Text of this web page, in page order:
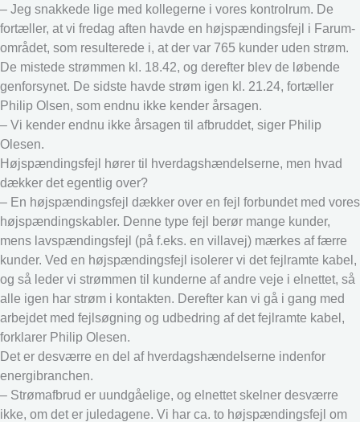
– Jeg snakkede lige med kollegerne i vores kontrolrum. De
fortæller, at vi fredag aften havde en højspændingsfejl i Farum-
området, som resulterede i, at der var 765 kunder uden strøm.
De mistede strømmen kl. 18.42, og derefter blev de løbende
genforsynet. De sidste havde strøm igen kl. 21.24, fortæller
Philip Olsen, som endnu ikke kender årsagen.
– Vi kender endnu ikke årsagen til afbruddet, siger Philip
Olesen.
Højspændingsfejl hører til hverdagshændelserne, men hvad
dækker det egentlig over?
– En højspændingsfejl dækker over en fejl forbundet med vores
højspændingskabler. Denne type fejl berør mange kunder,
mens lavspændingsfejl (på f.eks. en villavej) mærkes af færre
kunder. Ved en højspændingsfejl isolerer vi det fejlramte kabel,
og så leder vi strømmen til kunderne af andre veje i elnettet, så
alle igen har strøm i kontakten. Derefter kan vi gå i gang med
arbejdet med fejlsøgning og udbedring af det fejlramte kabel,
forklarer Philip Olesen.
Det er desværre en del af hverdagshændelserne indenfor
energibranchen.
– Strømafbrud er uundgåelige, og elnettet skelner desværre
ikke, om det er juledagene. Vi har ca. to højspændingsfejl om